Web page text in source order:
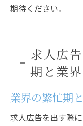
期待ください。
求人広
期と業
業界の繁忙期
求人広告を出す際